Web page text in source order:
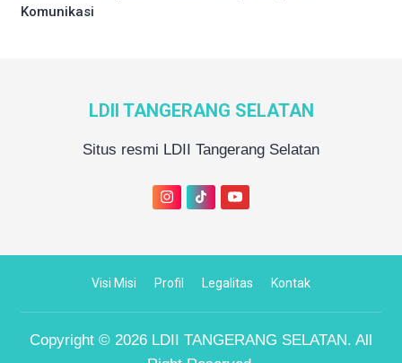
Komunikasi
LDII TANGERANG SELATAN
Situs resmi LDII Tangerang Selatan
Visi Misi Profil Legalitas Kontak
Copyright © 2026 LDII TANGERANG SELATAN. All